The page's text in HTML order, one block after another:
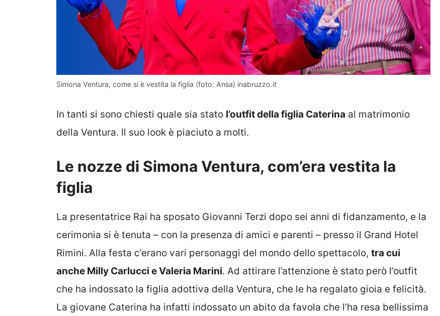
Simona Ventura, come si è vestita la figlia (foto: Ansa) inabruzzo.it
In tanti si sono chiesti quale sia stato l’outfit della figlia Caterina al matrimonio
della Ventura. Il suo look è piaciuto a molti.
Le nozze di Simona Ventura, com’era vestita la
figlia
La presentatrice Rai ha sposato Giovanni Terzi dopo sei anni di fidanzamento, e la
cerimonia si è tenuta – con la presenza di amici e parenti – presso il Grand Hotel
Rimini. Alla festa c’erano vari personaggi del mondo dello spettacolo, tra cui
anche Milly Carlucci e Valeria Marini. Ad attirare l’attenzione è stato però l’outfit
che ha indossato la figlia adottiva della Ventura, che le ha regalato gioia e felicità.
La giovane Caterina ha infatti indossato un abito da favola che l’ha resa bellissima